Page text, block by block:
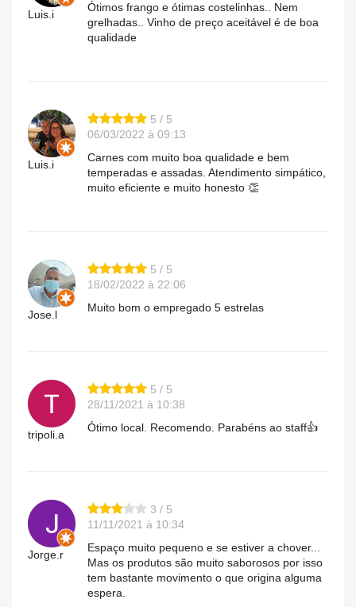
Luis.i
Ótimos frango e ótimas costelinhas.. Nem
grelhadas.. Vinho de preço aceitável é de boa
qualidade
Luis.i
5 / 5
06/03/2022 à 09:13
Carnes com muito boa qualidade e bem
temperadas e assadas. Atendimento simpático,
muito eficiente e muito honesto 👏
Jose.l
5 / 5
18/02/2022 à 22:06
Muito bom o empregado 5 estrelas
tripoli.a
5 / 5
28/11/2021 à 10:38
Ótimo local. Recomendo. Parabéns ao staff👍
Jorge.r
3 / 5
11/11/2021 à 10:34
Espaço muito pequeno e se estiver a chover...
Mas os produtos são muito saborosos por isso
tem bastante movimento o que origina alguma
espera.